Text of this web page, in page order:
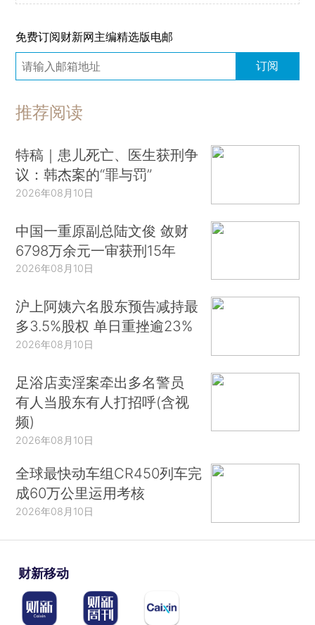
免费订阅财新网主编精选版电邮
订阅
推荐阅读
特稿｜患儿死亡、医生获刑争
议：韩杰案的“罪与罚”
2026年08月10日
中国一重原副总陆文俊 敛财
6798万余元一审获刑15年
2026年08月10日
沪上阿姨六名股东预告减持最
多3.5%股权 单日重挫逾23%
2026年08月10日
足浴店卖淫案牵出多名警员
有人当股东有人打招呼(含视
频)
2026年08月10日
全球最快动车组CR450列车完
成60万公里运用考核
2026年08月10日
财新移动